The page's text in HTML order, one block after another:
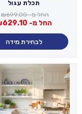
תכלת עגול
החל מ- ₪699.00
החל מ- 629.10
לבחירת מידה